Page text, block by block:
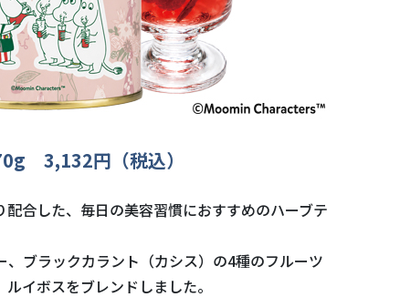
3,132円（税込）
合した、毎日の美容習慣におすすめのハーブテ
ブラックカラント（カシス）の4種のフルーツ
イボスをブレンドしました。